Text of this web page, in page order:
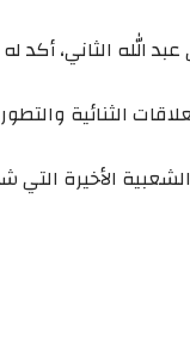
الله الثاني، أكد له
الثنائية
الأخيرة التي